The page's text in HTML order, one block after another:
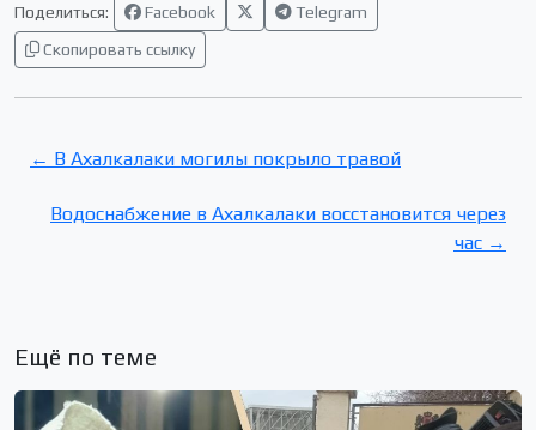
Поделиться: Facebook
Telegram
Скопировать ссылку
← В Ахалкалаки могилы покрыло травой
Водоснабжение в Ахалкалаки восстановится через
час →
Ещё по теме